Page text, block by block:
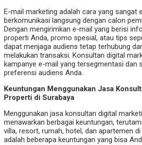
E-mail marketing adalah cara yang sangat
berkomunikasi langsung dengan calon
Dengan mengirimkan e-mail yang berisi
properti Anda, promo spesial, atau tips
dapat menjaga audiens tetap terhubung
melakukan transaksi. Konsultan digital
kampanye e-mail yang tersegmentasi dan
preferensi audiens Anda.
Keuntungan Menggunakan Jasa
Properti di Surabaya
Menggunakan jasa konsultan digital
menawarkan berbagai keuntungan,
villa, resort, rumah, hotel, dan apartemen
adalah beberapa keuntungan yang bisa